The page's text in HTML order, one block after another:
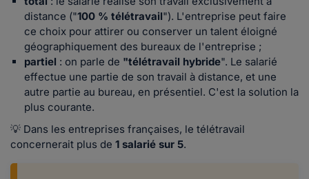
distance ("100 % télétravail"). L'entreprise peut faire
ce choix pour attirer ou conserver un talent éloigné
géographiquement des bureaux de l'entreprise ;
partiel : on parle de "télétravail hybride". Le salarié
effectue une partie de son travail à distance, et une
autre partie au bureau, en présentiel. C'est la solution la
plus courante.
💡 Dans les entreprises françaises, le télétravail
concernerait plus de 1 salarié sur 5.